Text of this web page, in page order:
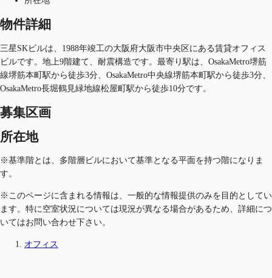
物件詳細
三星SKビルは、1988年竣工の大阪府大阪市中央区にある賃貸オフィス
ビルです。地上9階建て、耐震構造です。最寄り駅は、OsakaMetro堺筋
線堺筋本町駅から徒歩3分、OsakaMetro中央線堺筋本町駅から徒歩3分、
OsakaMetro長堀鶴見緑地線松屋町駅から徒歩10分です。
募集区画
所在地
※基準階とは、多階層ビルにおいて基準となる平面を持つ階になりま
す。
※このページに含まれる情報は、一般的な情報提供のみを目的としてい
ます。特に空室状況については現況が異なる場合があるため、詳細につ
いてはお問い合わせ下さい。
オフィス